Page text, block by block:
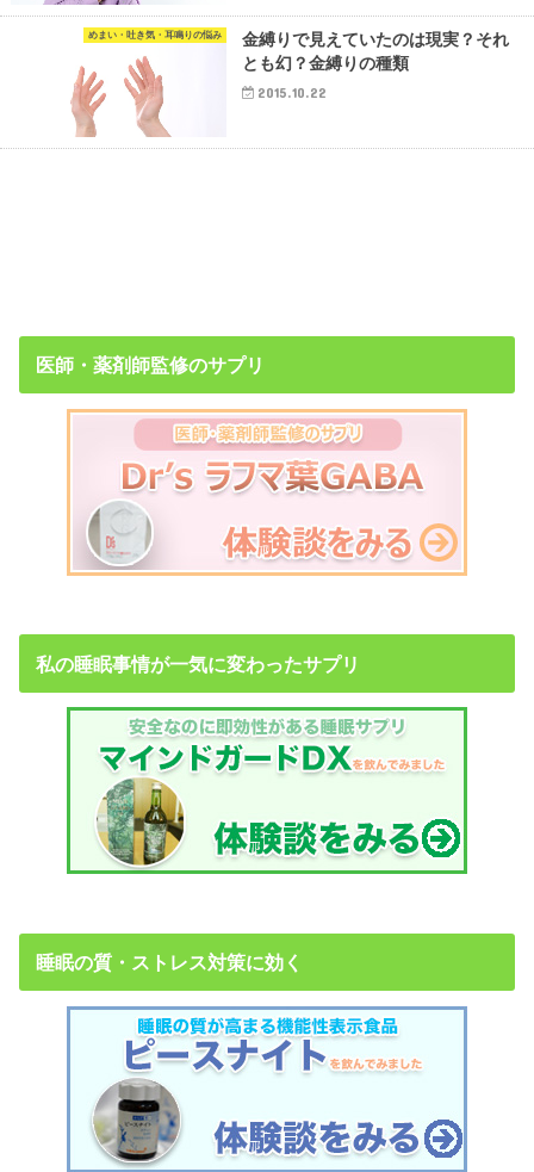
めまい・吐き気・耳鳴りの悩み
金縛りで見えていたのは現実？それ
とも幻？金縛りの種類
2015.10.22
医師・薬剤師監修のサプリ
私の睡眠事情が一気に変わったサプリ
睡眠の質・ストレス対策に効く